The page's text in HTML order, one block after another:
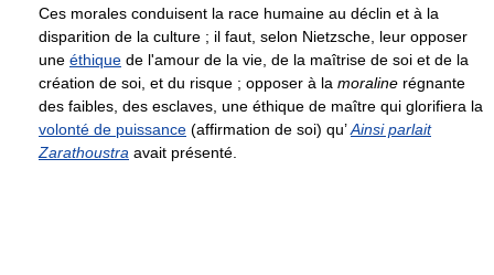
Ces morales conduisent la race humaine au déclin et à la
disparition de la culture ; il faut, selon Nietzsche, leur opposer
une éthique de l'amour de la vie, de la maîtrise de soi et de la
création de soi, et du risque ; opposer à la moraline régnante
des faibles, des esclaves, une éthique de maître qui glorifiera la
volonté de puissance (affirmation de soi) qu’Ainsi parlait
Zarathoustra avait présenté.